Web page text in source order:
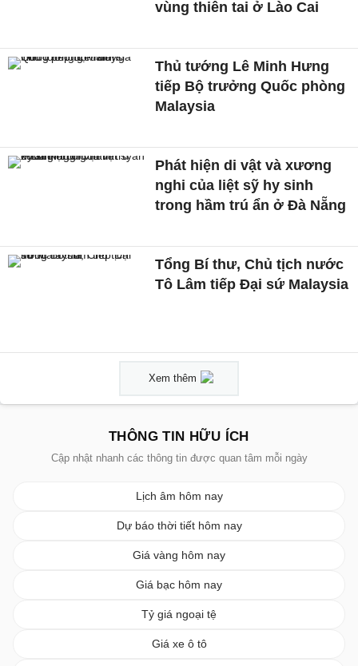
vùng thiên tai ở Lào Cai
Thủ tướng Lê Minh Hưng
tiếp Bộ trưởng Quốc phòng
Malaysia
Phát hiện di vật và xương
nghi của liệt sỹ hy sinh
trong hầm trú ẩn ở Đà Nẵng
Tổng Bí thư, Chủ tịch nước
Tô Lâm tiếp Đại sứ Malaysia
Xem thêm
THÔNG TIN HỮU ÍCH
Cập nhật nhanh các thông tin được quan tâm mỗi ngày
Lịch âm hôm nay
Dự báo thời tiết hôm nay
Giá vàng hôm nay
Giá bạc hôm nay
Tỷ giá ngoại tệ
Giá xe ô tô